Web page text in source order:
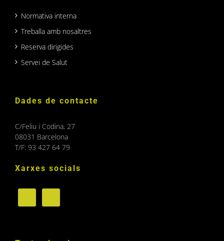
Normativa interna
Treballa amb nosaltres
Reserva dirigides
Servei de Salut
Dades de contacte
C/Feliu i Codina, 27
08031 Barcelona
T/F: 93 427 64 79
Xarxes socials